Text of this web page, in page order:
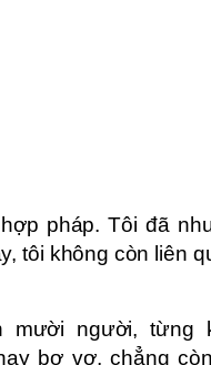
pháp. Tôi đã
tôi không còn liên
mười người, từng
bơ vơ, chẳng